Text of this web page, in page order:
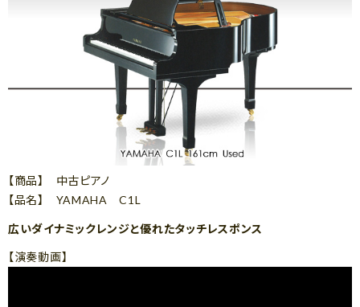
【商品】 中古ピアノ
【品名】 YAMAHA C1L
広いダイナミックレンジと優れたタッチレスポンス
【演奏動画】